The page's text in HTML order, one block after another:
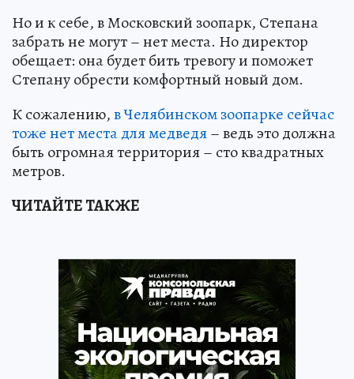
Но и к себе, в Московский зоопарк, Степана
забрать не могут – нет места. Но директор
обещает: она будет бить тревогу и поможет
Степану обрести комфортный новый дом.
К сожалению,в Челябинском зоопарке сейчас
тоже нет места для медведя– ведь это должна
быть огромная территория – сто квадратных
метров.
ЧИТАЙТЕ ТАКЖЕ